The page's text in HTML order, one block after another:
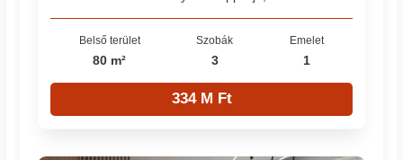
Belső terület
80 m²
Szobák
3
Emelet
1
334 M Ft